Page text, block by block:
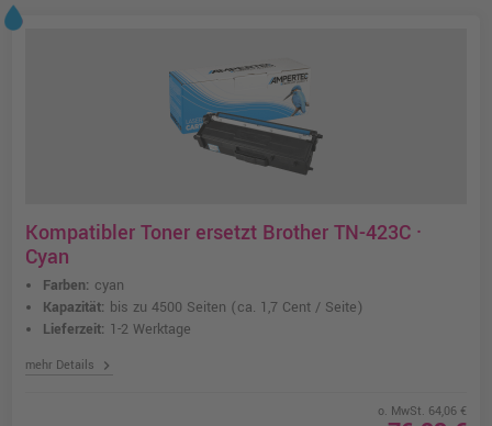
Kompatibler Toner ersetzt Brother TN-423C ·
Cyan
Farben: cyan
Kapazität: bis zu 4500 Seiten (ca. 1,7 Cent / Seite)
Lieferzeit: 1-2 Werktage
mehr Details chevron_right
o. MwSt. 64,06 €